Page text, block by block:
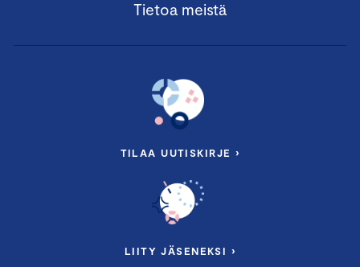
Tietoa meistä
TILAA UUTISKIRJE ›
LIITY JÄSENEKSI ›